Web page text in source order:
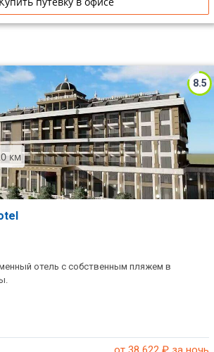
8.5
км
отель с собственным пляжем в